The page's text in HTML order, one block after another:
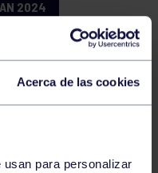
Acerca de las cookies
para personalizar
2024